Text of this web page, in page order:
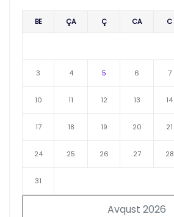
Avqust 2026
BE ÇA Ç CA C
3 4 5 6 7
10 11 12 13 14
17 18 19 20 21
24 25 26 27 28
31